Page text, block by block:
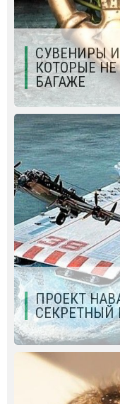
СУВЕНИРЫ
КОТОРЫЕ
БАГАЖЕ
ПРОЕКТ
СЕКРЕТНЫЙ